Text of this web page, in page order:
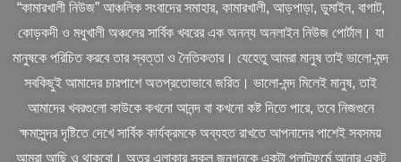
“কামারখালী নিউজ” আঞ্চলিক সংবাদের সমাহার, কামারখালী, আড়পাড়া, ডুমাইন, বাগাট,
কোড়কদী ও মধুখালী অঞ্চলের সার্বিক খবরের এক অনন্য অনলাইন নিউজ পোর্টাল। যা
মানুষকে পরিচিত করবে তার স্বত্তা ও নৈতিকতার। যেহেতু আমরা মানুষ তাই ভালো-মন্দ
সবকিছুই আমাদের চারপাশে অতপ্রতোভাবে জরিত। ভালো-মন্দ মিলেই মানুষ, তাই
আমাদের খবরগুলো কাউকে কখনো আনন্দ বা কখনো কষ্ট দিতে পারে, তবে নিজগুনে
ক্ষমাসুন্দর দৃষ্টিতে দেখে সার্বিক কার্যক্রমকে অব্যহত রাখতে আপনাদের পাশেই সবসময়
আমরা আছি ও থাকবো। অত্র এলাকার সকল জনগনকে একটা প্লাটফর্মে আনার একটু